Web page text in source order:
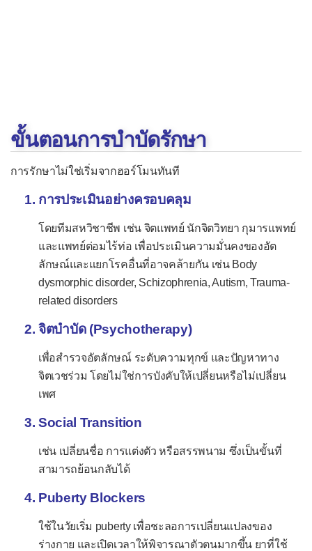
ขั้นตอนการบำบัดรักษา
การรักษาไม่ใช่เริ่มจากฮอร์โมนทันที
การประเมินอย่างครอบคลุม
โดยทีมสหวิชาชีพ เช่น จิตแพทย์ นักจิตวิทยา กุมารแพทย์
และแพทย์ต่อมไร้ท่อ เพื่อประเมินความมั่นคงของอัต
ลักษณ์และแยกโรคอื่นที่อาจคล้ายกัน เช่น Body
dysmorphic disorder, Schizophrenia, Autism, Trauma-
related disorders
จิตบำบัด (Psychotherapy)
เพื่อสำรวจอัตลักษณ์ ระดับความทุกข์ และปัญหาทาง
จิตเวชร่วม โดยไม่ใช่การบังคับให้เปลี่ยนหรือไม่เปลี่ยน
เพศ
Social Transition
เช่น เปลี่ยนชื่อ การแต่งตัว หรือสรรพนาม ซึ่งเป็นขั้นที่
สามารถย้อนกลับได้
Puberty Blockers
ใช้ในวัยเริ่ม puberty เพื่อชะลอการเปลี่ยนแปลงของ
ร่างกาย และเปิดเวลาให้พิจารณาตัวตนมากขึ้น ยาที่ใช้